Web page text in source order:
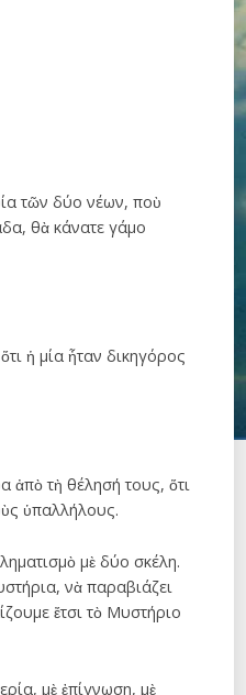
τῶν δύο νέων, ποὺ
θὰ κάνατε γάμο
ἡ μία ἦταν δικηγόρος
ἀπὸ τὴ θέλησή τους, ὅτι
ὑπαλλήλους.
μὲ δύο σκέλη.
νὰ παραβιάζει
ἔτσι τὸ Μυστήριο
μὲ ἐπίγνωση, μὲ